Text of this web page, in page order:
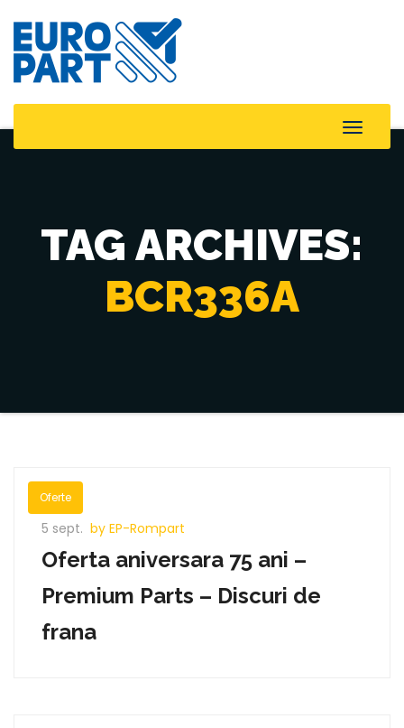
Toggle
TAG ARCHIVES:
BCR336A
Oferte
5 sept. by EP-Rompart
Oferta aniversara 75 ani –
Premium Parts – Discuri de
frana